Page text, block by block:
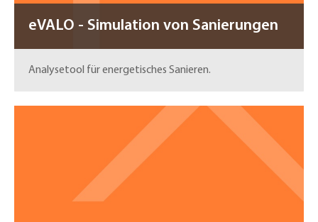
eVALO - Simulation von Sanierungen
Analysetool für energetisches Sanieren.